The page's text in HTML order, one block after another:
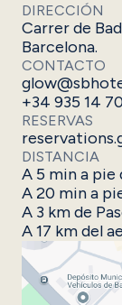
DIRECCIÓN
Carrer de
Barcelona.
CONTACTO
+34 935 14
RESERVAS
DISTANCIA
​A 5 min a pie
A 20 min a
A 3 km de
A 17 km del